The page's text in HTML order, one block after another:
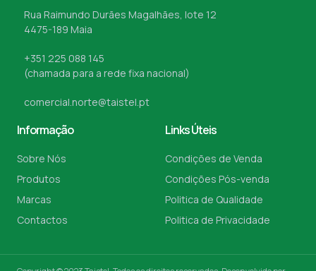
Rua Raimundo Durães Magalhães, lote 12
4475-189 Maia
+351 225 088 145
(chamada para a rede fixa nacional)
comercial.norte@taistel.pt
Informação
Sobre Nós
Produtos
Marcas
Contactos
Links Úteis
Condições de Venda
Condições Pós-venda
Politica de Qualidade
Politica de Privacidade